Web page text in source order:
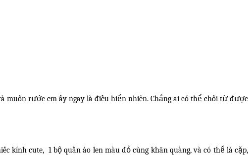
muốn rước em ấy ngay là điều hiển nhiên. Chẳng ai có thể chối từ được
kính cute, 1 bộ quần áo len màu đỏ cùng khăn quàng, và có thể là cặp,